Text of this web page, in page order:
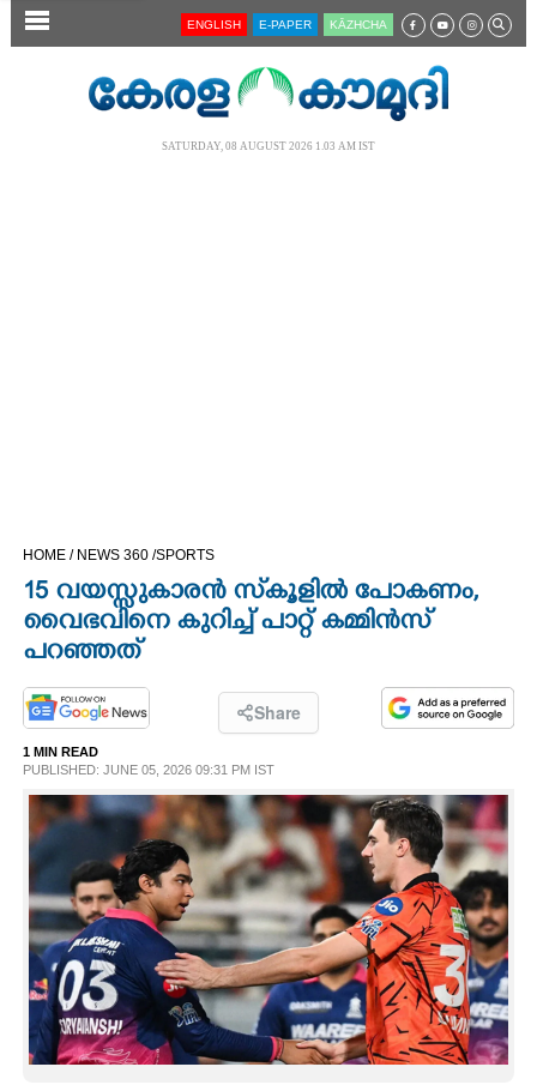
SECTIONS
CINEMA
OPINION
PHOTOS
LIFESTYLE
SPIRITUAL
INFO+
ART
ASTRO
ENGLISH E-PAPER KĀZHCHA
SATURDAY, 08 AUGUST 2026 1.03 AM IST
HOME / NEWS 360 /SPORTS
15 വയസ്സുകാരന്‍ സ്‌കൂളില്‍ പോകണം,
വൈഭവിനെ കുറിച്ച് പാറ്റ് കമ്മിന്‍സ്
പറഞ്ഞത്
Share
1 MIN READ
PUBLISHED: JUNE 05, 2026 09:31 PM IST